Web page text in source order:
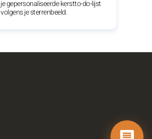
je gepersonaliseerde kerstto-do-lijst
volgens je sterrenbeeld.